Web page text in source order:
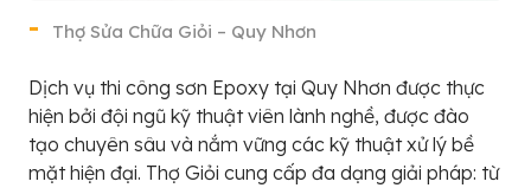
Thợ Sửa Chữa Giỏi – Quy Nhơn
Dịch vụ thi công sơn Epoxy tại Quy Nhơn được thực
hiện bởi đội ngũ kỹ thuật viên lành nghề, được đào
tạo chuyên sâu và nắm vững các kỹ thuật xử lý bề
mặt hiện đại. Thợ Giỏi cung cấp đa dạng giải pháp: từ